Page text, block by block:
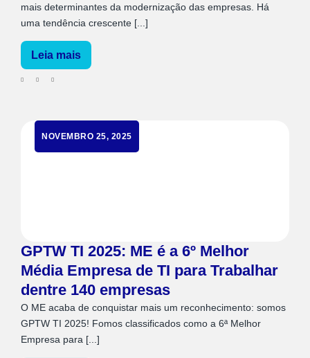
mais determinantes da modernização das empresas. Há
uma tendência crescente [...]
Leia mais
NOVEMBRO 25, 2025
GPTW TI 2025: ME é a 6º Melhor
Média Empresa de TI para Trabalhar
dentre 140 empresas
O ME acaba de conquistar mais um reconhecimento: somos
GPTW TI 2025! Fomos classificados como a 6ª Melhor
Empresa para [...]